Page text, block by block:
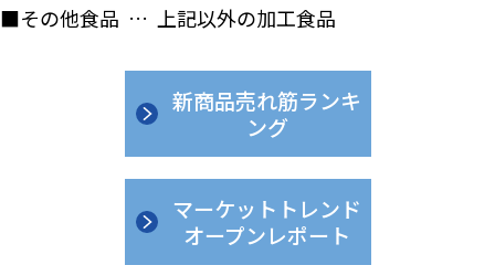
■その他食品 … 上記以外の加工食品
新商品売れ筋ランキ
ング
マーケットトレンド
オープンレポート